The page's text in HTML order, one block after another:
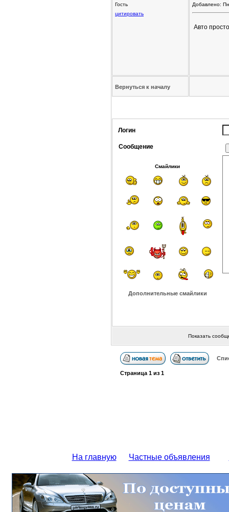
Гость
цитировать
Добавлено:
Авто
Вернуться к началу
Логин
Сообщение
Смайлики
Дополнительные смайлики
Показать
Страница 1из 1
На главную Частные объявления